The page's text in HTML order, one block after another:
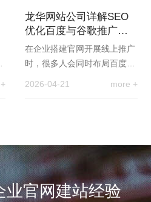
龙华网站公司详解SEO
优化百度与谷歌推广的
区别
在企业搭建官网开展线上推广
时，很多人会同时布局百度与
2026-04-21 more +
业官网建站经验